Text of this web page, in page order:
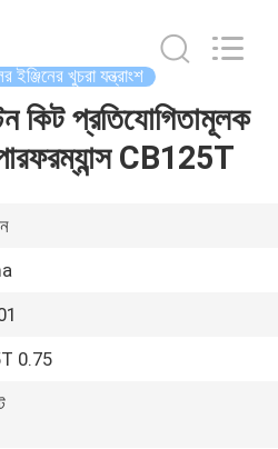
ইঞ্জিনের খুচরা যন্ত্রাংশ
কিট প্রতিযোগিতামূলক
CB125T
0.75